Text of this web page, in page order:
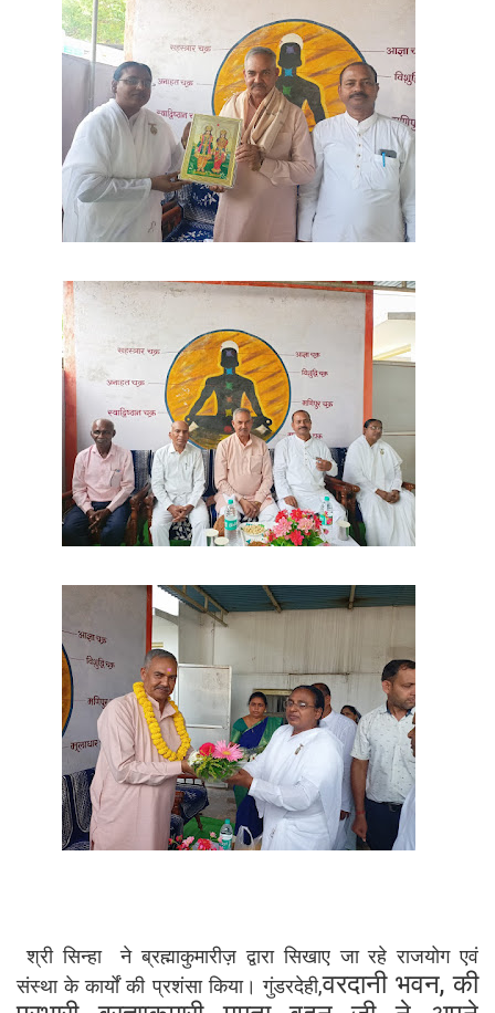
श्री सिन्हा ने ब्रह्माकुमारीज़ द्वारा सिखाए जा रहे राजयोग एवं
संस्था के कार्यों की प्रशंसा किया। गुंडरदेही,वरदानी भवन, की